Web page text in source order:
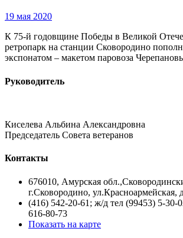
19 мая 2020
К 75-й годовщине Победы в Великой
ретропарк на станции Сковородино
экспонатом – макетом паровоза
Руководитель
Киселева Альбина Александровна
Председатель Совета ветеранов
Контакты
676010, Амурская
г.Сковородино, ул.Красноармейская,
(416) 542-20-61; ж/д тел (99453) 5-30-
616-80-73
Показать на карте